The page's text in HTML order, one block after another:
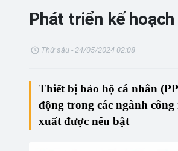
Phát triển kế
Thứ sáu - 24/05/2024 02:08
Thiết bị bảo hộ cá nhân
động trong các ngành
xuất được nêu bật